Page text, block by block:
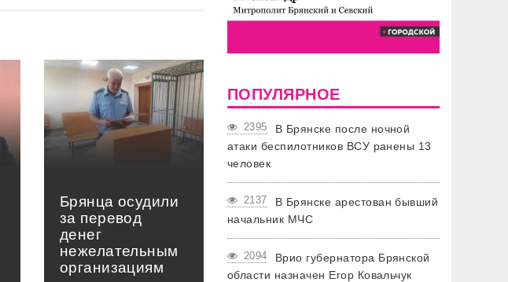
Брянца осудили
за перевод
денег
нежелательным
организациям
ПОПУЛЯРНОЕ
2395
В Брянске после ночной
атаки беспилотников ВСУ ранены 13
человек
2137
В Брянске арестован бывший
начальник МЧС
2094
Врио губернатора Брянской
области назначен Егор Ковальчук